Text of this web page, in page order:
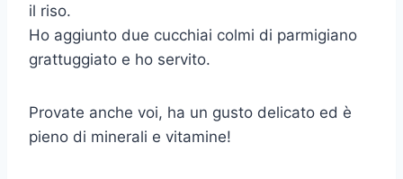
il riso.
Ho aggiunto due cucchiai colmi di parmigiano
grattuggiato e ho servito.
Provate anche voi, ha un gusto delicato ed è
pieno di minerali e vitamine!